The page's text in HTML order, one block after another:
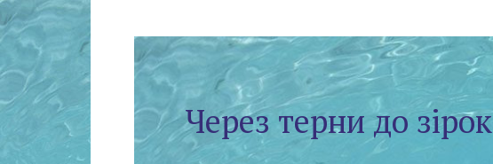
Через терни до зірок